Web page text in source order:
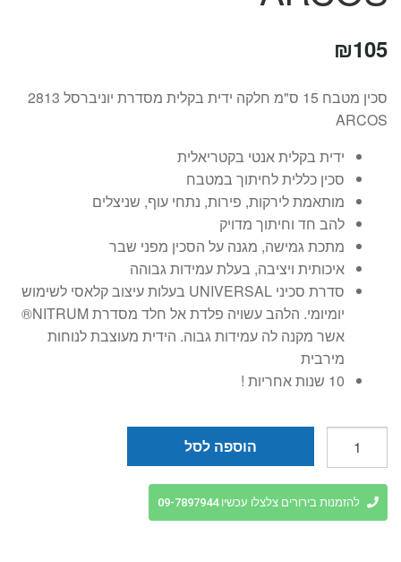
₪105
סכין מטבח 15 ס"מ חלקה ידית בקלית מסדרת יוניברסל 2813
ARCOS
ידית בקלית אנטי בקטריאלית
סכין כללית לחיתוך במטבח
מותאמת לירקות, פירות, נתחי עוף, שניצלים
להב חד וחיתוך מדויק
מתכת גמישה, מגנה על הסכין מפני שבר
איכותית ויציבה, בעלת עמידות גבוהה
סדרת סכיני UNIVERSAL בעלות עיצוב קלאסי לשימוש
יומיומי. הלהב עשויה פלדת אל חלד מסדרת NITRUM®
אשר מקנה לה עמידות גבוה. הידית מעוצבת לנוחות
מירבית
10 שנות אחריות !
סכין
מטבח
15
הוספה לסל
להזמנות בירורים צלצלו עכשיו 09-7897944